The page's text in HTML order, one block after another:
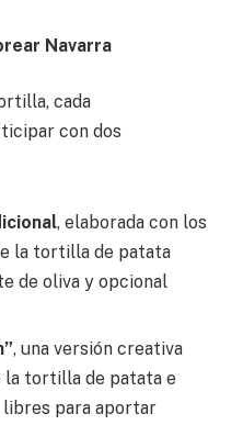
Navarra
cada
con dos
, elaborada con los
la tortilla de patata
de oliva y opcional
, una versión creativa
la tortilla de patata e
para aportar